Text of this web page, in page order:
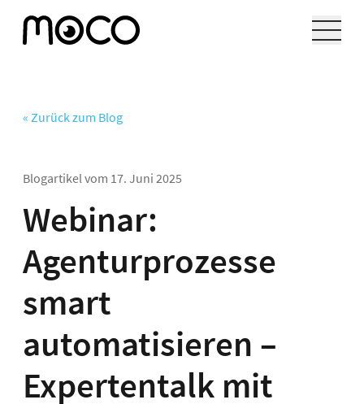
« Zurück zum Blog
Blogartikel vom 17. Juni 2025
Webinar:
Agenturprozesse
smart
automatisieren –
Expertentalk mit